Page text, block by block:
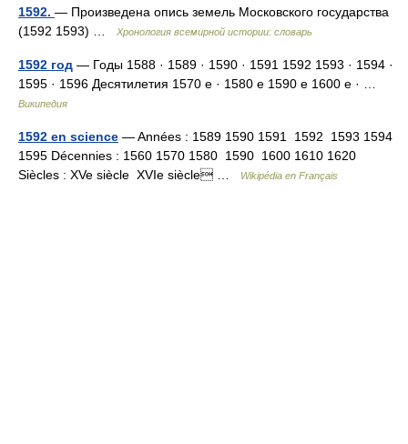
1592. — Произведена опись земель Московского государства
(1592 1593) …
Хронология всемирной истории: словарь
1592 год — Годы 1588 · 1589 · 1590 · 1591 1592 1593 · 1594 ·
1595 · 1596 Десятилетия 1570 е · 1580 е 1590 е 1600 е · …
Википедия
1592 en science — Années : 1589 1590 1591 1592 1593 1594
1595 Décennies : 1560 1570 1580 1590 1600 1610 1620
Siècles : XVe siècle XVIe siècle …
Wikipédia en Français